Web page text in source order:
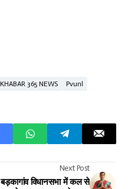
KHABAR 365 NEWS
Pvunl
Next Post
बड़कागांव विधानसभा में कल से